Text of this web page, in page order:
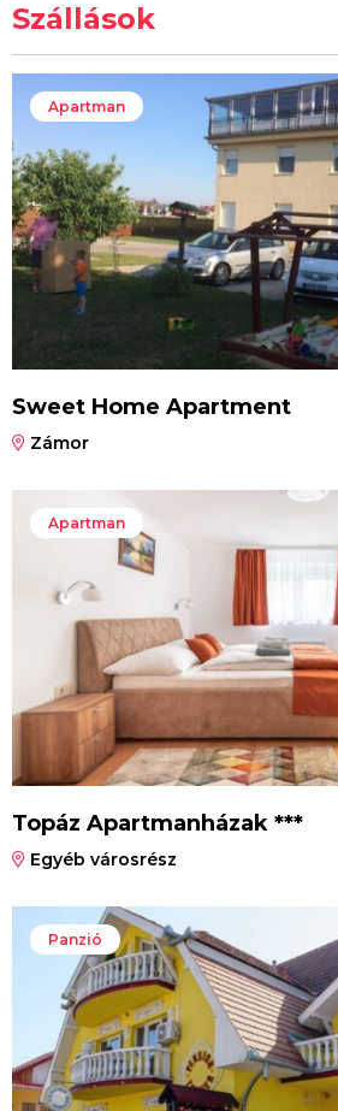
Szállások
Apartman
Sweet Home Apartment
Zámor
Apartman
Topáz Apartmanházak ***
Egyéb városrész
Panzió